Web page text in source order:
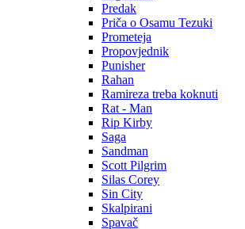
Predak
Priča o Osamu Tezuki
Prometeja
Propovjednik
Punisher
Rahan
Ramireza treba koknuti
Rat - Man
Rip Kirby
Saga
Sandman
Scott Pilgrim
Silas Corey
Sin City
Skalpirani
Spavač